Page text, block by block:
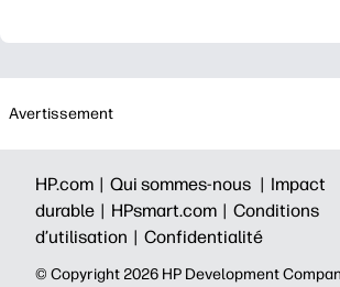
Avertissement
HP.com | Qui sommes-nous | Impact
durable | HPsmart.com | Conditions
d’utilisation | Confidentialité
©️ Copyright 2026 HP Development